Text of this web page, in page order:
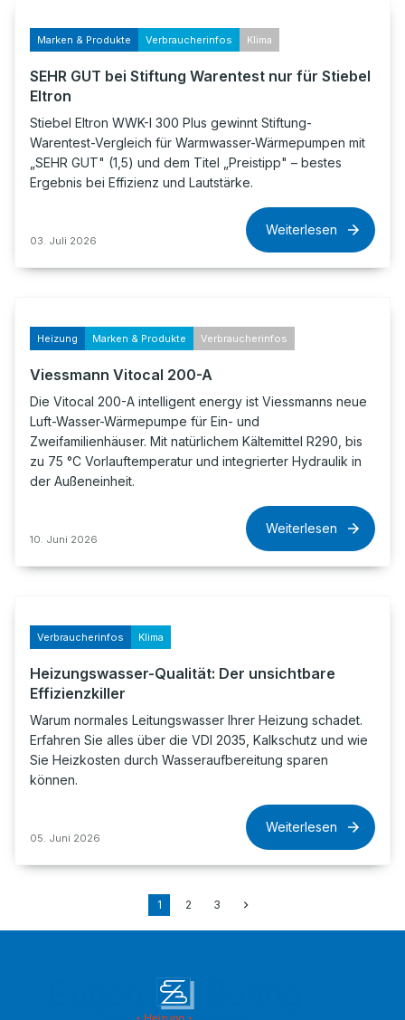
Marken & Produkte Verbraucherinfos Klima
SEHR GUT bei Stiftung Warentest nur für Stiebel
Eltron
Stiebel Eltron WWK-I 300 Plus gewinnt Stiftung-
Warentest-Vergleich für Warmwasser-Wärmepumpen mit
„SEHR GUT" (1,5) und dem Titel „Preistipp" – bestes
Ergebnis bei Effizienz und Lautstärke.
03. Juli 2026
Weiterlesen
Heizung Marken & Produkte Verbraucherinfos
Viessmann Vitocal 200-A
Die Vitocal 200-A intelligent energy ist Viessmanns neue
Luft-Wasser-Wärmepumpe für Ein- und
Zweifamilienhäuser. Mit natürlichem Kältemittel R290, bis
zu 75 °C Vorlauftemperatur und integrierter Hydraulik in
der Außeneinheit.
10. Juni 2026
Weiterlesen
Verbraucherinfos Klima
Heizungswasser-Qualität: Der unsichtbare
Effizienzkiller
Warum normales Leitungswasser Ihrer Heizung schadet.
Erfahren Sie alles über die VDI 2035, Kalkschutz und wie
Sie Heizkosten durch Wasseraufbereitung sparen
können.
05. Juni 2026
Weiterlesen
1 2 3